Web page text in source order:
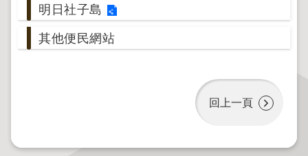
劃
公
為
明日社子島
其他便民網站
回上一頁